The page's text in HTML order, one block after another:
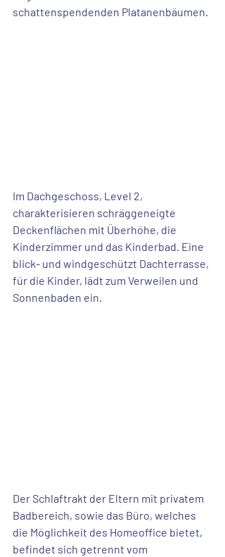
schattenspendenden Platanenbäumen.
Im Dachgeschoss, Level 2,
charakterisieren schräggeneigte
Deckenflächen mit Überhöhe, die
Kinderzimmer und das Kinderbad. Eine
blick- und windgeschützt Dachterrasse,
für die Kinder, lädt zum Verweilen und
Sonnenbaden ein.
Der Schlaftrakt der Eltern mit privatem
Badbereich, sowie das Büro, welches
die Möglichkeit des Homeoffice bietet,
befindet sich getrennt vom